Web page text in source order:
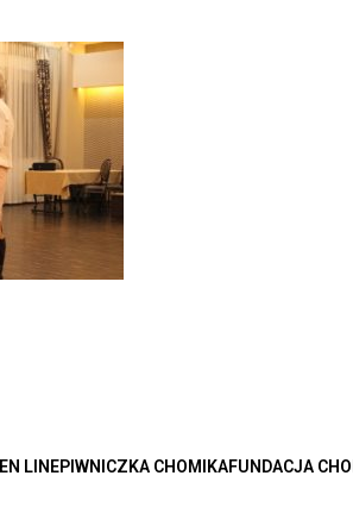
LINEPIWNICZKA CHOMIKAFUNDACJA